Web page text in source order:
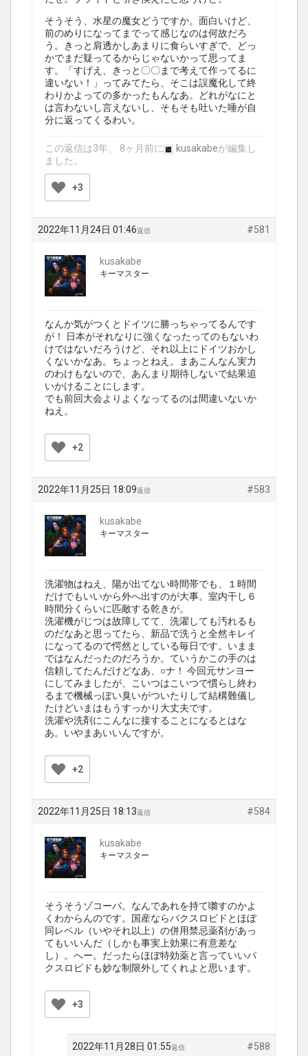
そうそう、水星の魔女どうですか。面白いけど、
前のめりになってまでって感じなのは何故だろ
う。きっと肩透かしあまりに食らいすぎで、どっ
かでまだ疑ってるからじゃないかって思ってま
す。「すげえ、きっと〇〇まで考えて作ってるに
違いない！」ってみてたら、そこは誤魔化して終
わりかよっての多かったもんなあ。どれがなにと
は言わないし言えないし、そもそも吐いた唾が自
分に返ってくるわい。
この返信は3年、 8ヶ月前に kusakabeが編集し
ました。
+3
2022年11月24日 01:46 #581
返信
kusakabe
キーマスター
なんか気がつくとドイツに勝っちゃってるんです
が！ 日本がそれなりに強くなったってのもないわ
けではないだろうけど、それ以上にドイツおかし
くないかなあ。ちょっとねえ。まあこんなん実力
のわけもないので、あんまり期待しないで結果追
いかけることにします。
でも前回大会よりよくなってるのは間違いないか
ねえ。
+2
2022年11月25日 18:09 #583
返信
kusakabe
キーマスター
洗濯物はねえ、陽が出てない時間帯でも、１時間
だけでもいいから外へ出すのが大事。室内干し６
時間分くらいに匹敵する乾きが。
洗濯機がじつは故障してて、洗濯しても汚れるも
のだなあと思ってたら、新品で洗うと全然キレイ
になってるので愕然としている毎日です。いまま
ではなんだったのだろうか。ていうかこの手のは
信頼してたんだけどなあ、○ナ！ 今回元サンヨー
にしてみましたが、こいつはこいつで慣らし終わ
るまで機械っぽい臭いがついたりして結構難儀し
たけどいまはもうすっかり大丈夫です。
洗濯や洗剤にこんなに接することになるとはな
あ。いやまあいいんですが。
+2
2022年11月25日 18:13 #584
返信
kusakabe
キーマスター
そうそうゾコーバ。なんであれを持て囃すのかよ
くわからんのです。国産ならパクスロビドとほぼ
同レベル（いやそれ以上）の併用禁忌薬剤があっ
てもいいんだ（しかも事実上効果に有意差な
し）。へー。だったらほぼ特効薬と言っていいパ
クスロビドも妙な制限外してくれよと思います。
+3
2022年11月28日 01:55 #588
返信